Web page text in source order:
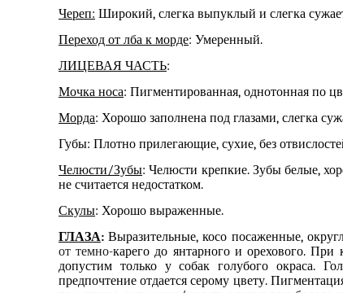
Череп: Широкий, слегка выпуклый и слегка
Переход от лба к морде: Умеренный.
ЛИЦЕВАЯ ЧАСТЬ:
Мочка носа: Пигментированная, однотонная по
Морда: Хорошо заполнена под глазами, слегка
Губы: Плотно прилегающие, сухие, без
Челюсти/Зубы: Челюсти крепкие. Зубы белые,
не считается недостатком.
Скулы: Хорошо выраженные.
ГЛАЗА: Выразительные, косо посаженные,
от темно-карего до янтарного и орехового. При
допустим только у собак голубого окраса.
предпочтение отдается серому цвету.